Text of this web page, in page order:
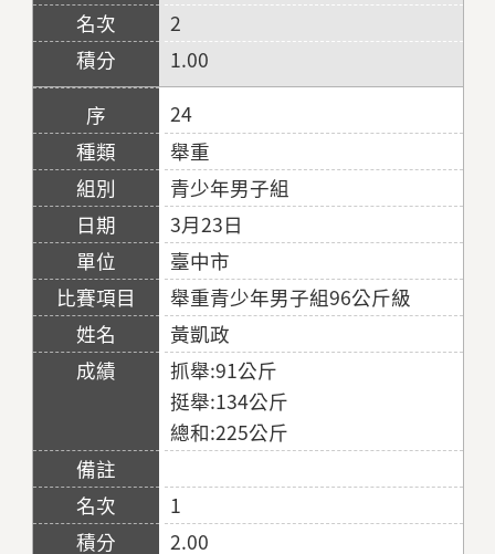
2
1.00
24
舉重
青少年男子組
3月23日
臺中市
舉重青少年男子組96公斤級
黃凱政
抓舉:91公斤
挺舉:134公斤
總和:225公斤
1
2.00